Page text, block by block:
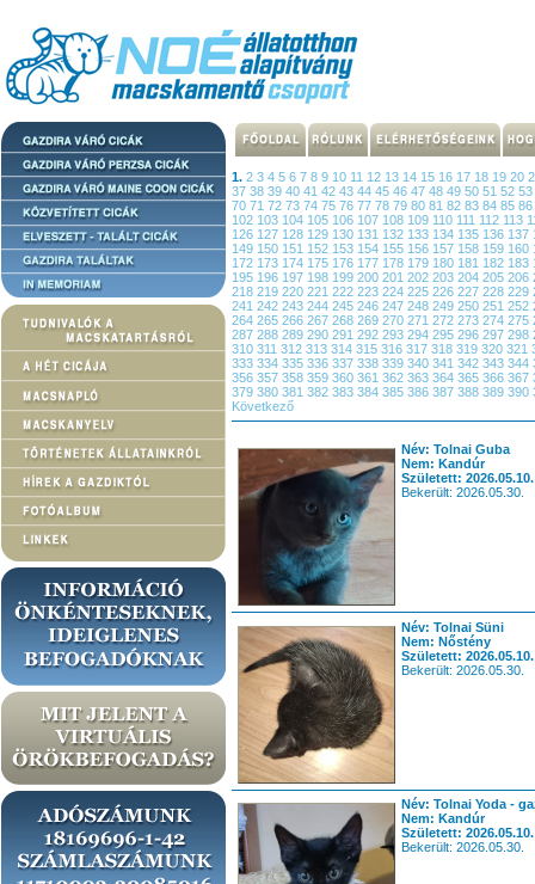
1. 2 3 4 5 6 7 8 9 10 11 12 13 14 15 16 17 18 19 20
37 38 39 40 41 42 43 44 45 46 47 48 49 50 51 52 53
70 71 72 73 74 75 76 77 78 79 80 81 82 83 84 85 86
102 103 104 105 106 107 108 109 110 111 112 113
126 127 128 129 130 131 132 133 134 135 136 137
149 150 151 152 153 154 155 156 157 158 159 160
172 173 174 175 176 177 178 179 180 181 182 183
195 196 197 198 199 200 201 202 203 204 205 206
218 219 220 221 222 223 224 225 226 227 228 229
241 242 243 244 245 246 247 248 249 250 251 252
264 265 266 267 268 269 270 271 272 273 274 275
287 288 289 290 291 292 293 294 295 296 297 298
310 311 312 313 314 315 316 317 318 319 320 321
333 334 335 336 337 338 339 340 341 342 343 344
356 357 358 359 360 361 362 363 364 365 366 367
379 380 381 382 383 384 385 386 387 388 389 390
Következő
Név: Tolnai Guba
Nem: Kandúr
Született: 2026.05.10.
Bekerült: 2026.05.30.
Név: Tolnai Süni
Nem: Nőstény
Született: 2026.05.10.
Bekerült: 2026.05.30.
Név: Tolnai Yoda -
Nem: Kandúr
Született: 2026.05.10.
Bekerült: 2026.05.30.